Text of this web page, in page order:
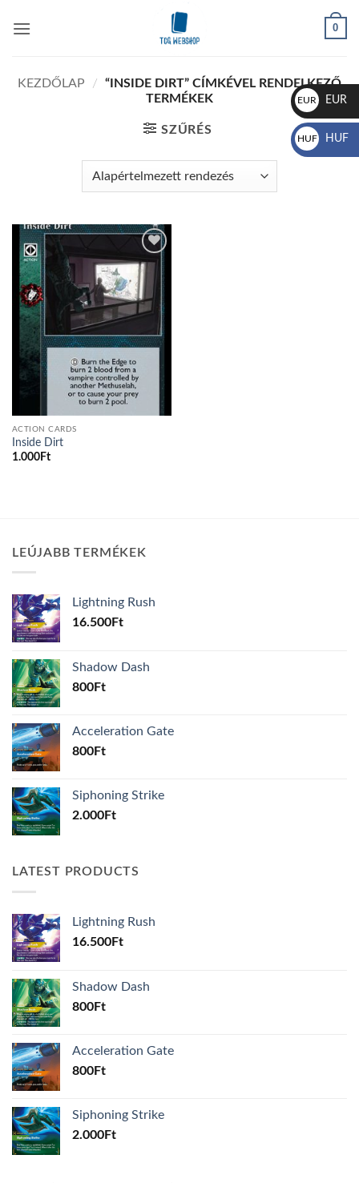
0
KEZDŐLAP /
“INSIDE DIRT” CÍMKÉVEL RENDELKEZŐ
TERMÉKEK
SZŰRÉS
Add to
wishlist
ACTION CARDS
Inside Dirt
1.000Ft
LEÚJABB TERMÉKEK
Lightning Rush
16.500Ft
Shadow Dash
800Ft
Acceleration Gate
800Ft
Siphoning Strike
2.000Ft
LATEST PRODUCTS
Lightning Rush
16.500Ft
Shadow Dash
800Ft
Acceleration Gate
800Ft
Siphoning Strike
2.000Ft
EUR
€
EUR
HUF
Ft
HUF